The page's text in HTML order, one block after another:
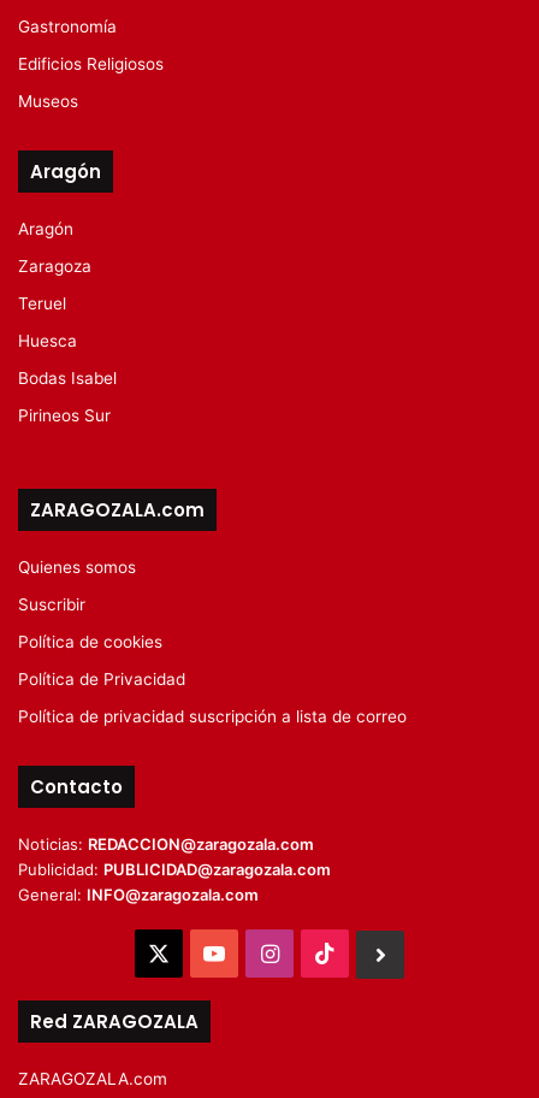
Gastronomía
Edificios Religiosos
Museos
Aragón
Aragón
Zaragoza
Teruel
Huesca
Bodas Isabel
Pirineos Sur
ZARAGOZALA.com
Quienes somos
Suscribir
Política de cookies
Política de Privacidad
Política de privacidad suscripción a lista de correo
Contacto
Noticias: REDACCION@zaragozala.com
Publicidad: PUBLICIDAD@zaragozala.com
General: INFO@zaragozala.com
YouTubeInstagram
TikTok
Red ZARAGOZALA
ZARAGOZALA.com